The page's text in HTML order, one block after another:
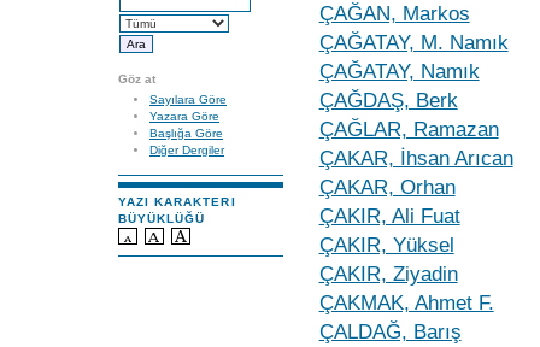
Göz at
Sayılara Göre
Yazara Göre
Başlığa Göre
Diğer Dergiler
YAZI KARAKTERI
BÜYÜKLÜĞÜ
ÇAĞAN, Markos
ÇAĞATAY, M. Namık
ÇAĞATAY, Namık
ÇAĞDAŞ, Berk
ÇAĞLAR, Ramazan
ÇAKAR, İhsan Arıcan
ÇAKAR, Orhan
ÇAKIR, Ali Fuat
ÇAKIR, Yüksel
ÇAKIR, Ziyadin
ÇAKMAK, Ahmet F.
ÇALDAĞ, Barış